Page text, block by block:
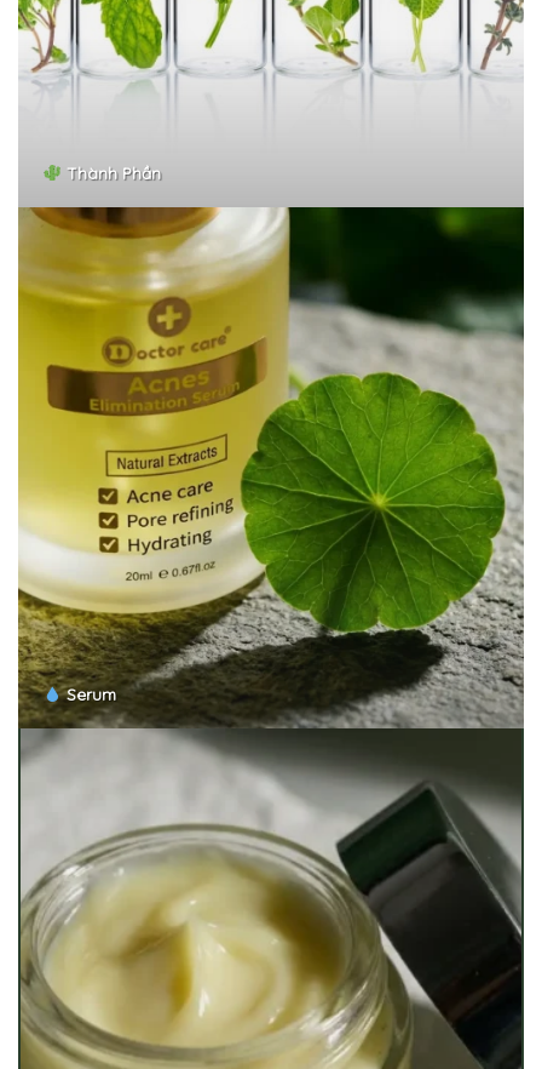
Thành Phần
Serum